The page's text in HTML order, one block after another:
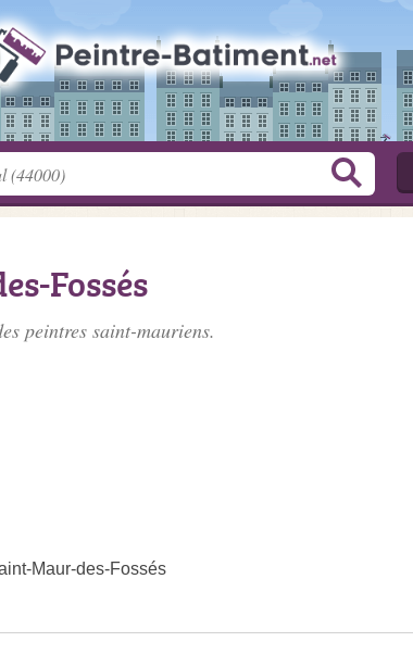
Fossés
peintres saint-mauriens.
Maur-des-Fossés